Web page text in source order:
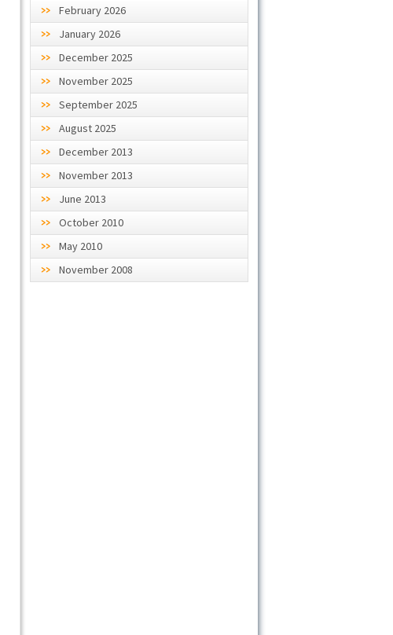
February 2026
January 2026
December 2025
November 2025
September 2025
August 2025
December 2013
November 2013
June 2013
October 2010
May 2010
November 2008